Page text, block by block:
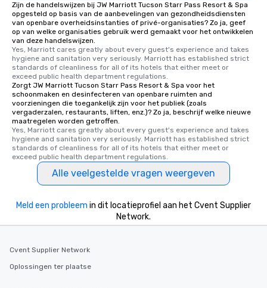
Zijn de handelswijzen bij JW Marriott Tucson Starr Pass Resort & Spa
opgesteld op basis van de aanbevelingen van gezondheidsdiensten
van openbare overheidsinstanties of privé-organisaties? Zo ja, geef
op van welke organisaties gebruik werd gemaakt voor het ontwikkelen
van deze handelswijzen.
Yes, Marriott cares greatly about every guest's experience and takes
hygiene and sanitation very seriously. Marriott has established strict
standards of cleanliness for all of its hotels that either meet or
exceed public health department regulations.
Zorgt JW Marriott Tucson Starr Pass Resort & Spa voor het
schoonmaken en desinfecteren van openbare ruimten and
voorzieningen die toegankelijk zijn voor het publiek (zoals
vergaderzalen, restaurants, liften, enz.)? Zo ja, beschrijf welke nieuwe
maatregelen worden getroffen.
Yes, Marriott cares greatly about every guest's experience and takes
hygiene and sanitation very seriously. Marriott has established strict
standards of cleanliness for all of its hotels that either meet or
exceed public health department regulations.
Alle veelgestelde vragen weergeven
Meld een probleem in dit locatieprofiel aan het Cvent Supplier
Network.
Cvent Supplier Network
Oplossingen ter plaatse